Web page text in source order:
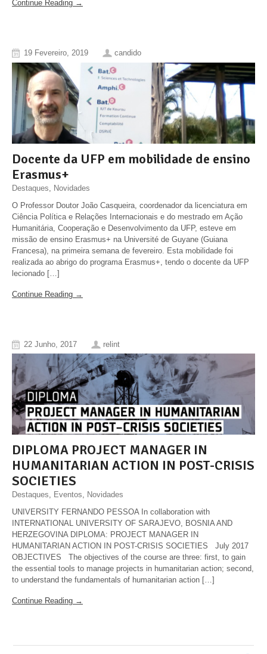
Continue Reading →
19 Fevereiro, 2019 candido
Docente da UFP em mobilidade de ensino
Erasmus+
Destaques
Novidades
O Professor Doutor João Casqueira, coordenador da licenciatura em
Ciência Política e Relações Internacionais e do mestrado em Ação
Humanitária, Cooperação e Desenvolvimento da UFP, esteve em
missão de ensino Erasmus+ na Université de Guyane (Guiana
Francesa), na primeira semana de fevereiro. Esta mobilidade foi
realizada ao abrigo do programa Erasmus+, tendo o docente da UFP
lecionado […]
Continue Reading →
22 Junho, 2017 relint
DIPLOMA PROJECT MANAGER IN
HUMANITARIAN ACTION IN POST-CRISIS
SOCIETIES
Destaques, Eventos, Novidades
UNIVERSITY FERNANDO PESSOA In collaboration with
INTERNATIONAL UNIVERSITY OF SARAJEVO, BOSNIA AND
HERZEGOVINA DIPLOMA: PROJECT MANAGER IN
HUMANITARIAN ACTION IN POST-CRISIS SOCIETIES July 2017
OBJECTIVES The objectives of the course are three: first, to gain
the essential tools to manage projects in humanitarian action; second,
to understand the fundamentals of humanitarian action […]
Continue Reading →